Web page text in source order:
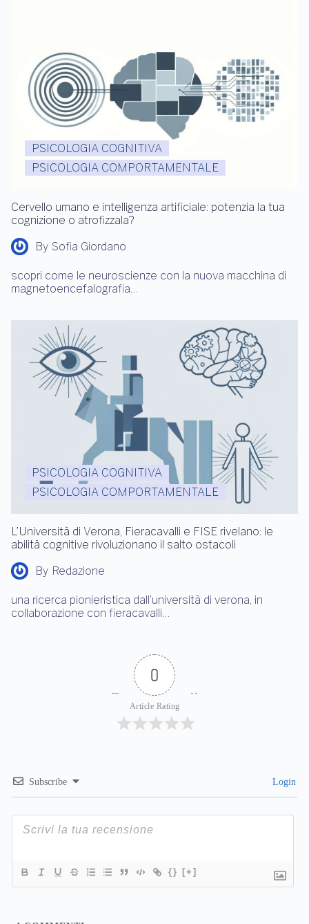
PSICOLOGIA COGNITIVA
PSICOLOGIA COMPORTAMENTALE
Cervello umano e intelligenza artificiale: potenzia la tua
cognizione o atrofizzala?
By Sofia Giordano
scopri come le neuroscienze con la nuova macchina di
magnetoencefalografia…
PSICOLOGIA COGNITIVA
PSICOLOGIA COMPORTAMENTALE
L’Università di Verona, Fieracavalli e FISE rivelano: le
abilità cognitive rivoluzionano il salto ostacoli
By Redazione
una ricerca pionieristica dall’università di verona, in
collaborazione con fieracavalli…
0
Article Rating
Subscribe Login
{} [+]